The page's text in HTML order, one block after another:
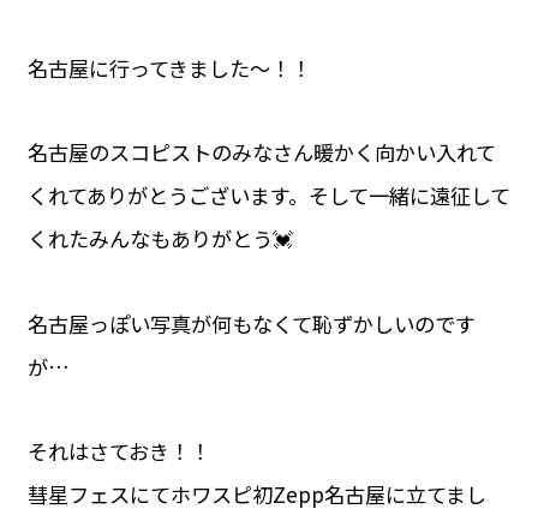
名古屋に行ってきました〜！！
名古屋のスコピストのみなさん暖かく向かい入れて
くれてありがとうございます。そして一緒に遠征して
くれたみんなもありがとう💓
名古屋っぽい写真が何もなくて恥ずかしいのです
が…
それはさておき！！
彗星フェスにてホワスピ初Zepp名古屋に立てまし